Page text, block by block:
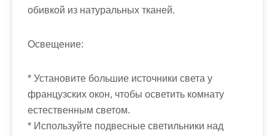
обивкой из натуральных тканей.
Освещение:
* Установите большие источники света у
французских окон, чтобы осветить комнату
естественным светом.
* Используйте подвесные светильники над